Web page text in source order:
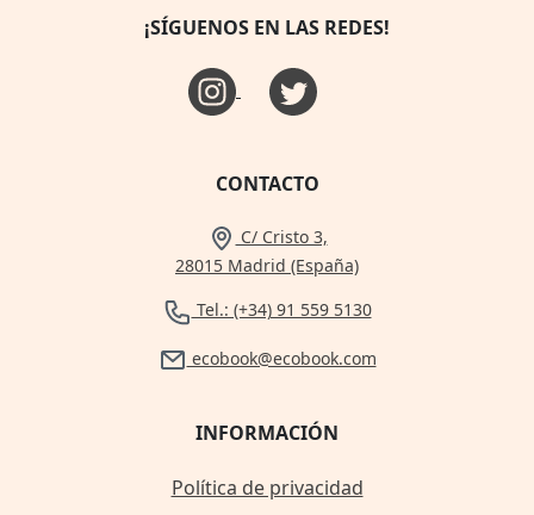
¡SÍGUENOS EN LAS REDES!
CONTACTO
C/ Cristo 3,
28015 Madrid (España)
Tel.: (+34) 91 559 5130
ecobook@ecobook.com
INFORMACIÓN
Política de privacidad